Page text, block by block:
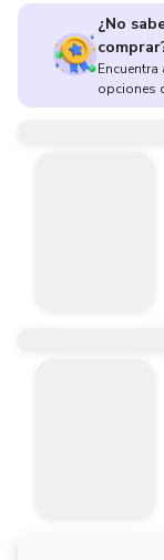
¿No
opciones